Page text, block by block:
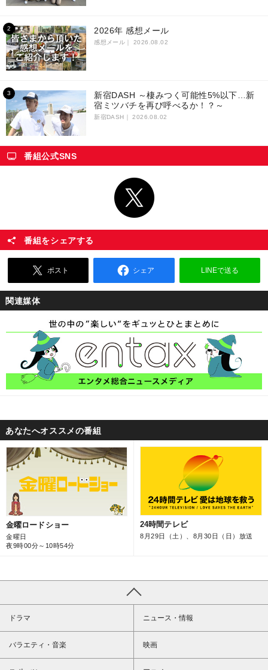
2026年 感想メール
感想メール｜ 2026.08.02
新宿DASH ～棲みつく可能性5%以下…新
宿ミツバチを再び呼べるか！？～
新宿DASH｜ 2026.08.02
番組公式SNS
番組をシェアする
ポスト シェア LINEで送る
関連媒体
あなたへオススメの番組
金曜ロードショー
金曜日
夜9時00分～10時54分
24時間テレビ
8月29日（土）、8月30日（日）放送
ドラマ ニュース・情報
バラエティ・音楽 映画